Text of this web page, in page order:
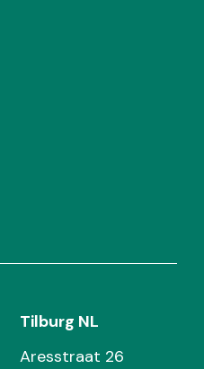
Tilburg NL
Aresstraat 26